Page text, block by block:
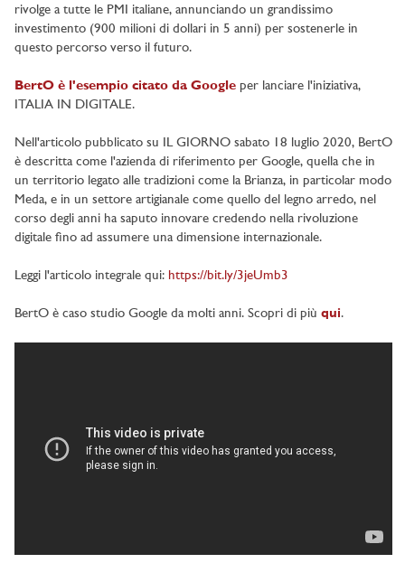
rivolge a tutte le PMI italiane, annunciando un grandissimo
investimento (900 milioni di dollari in 5 anni) per sostenerle in
questo percorso verso il futuro.
BertO è l'esempio citato da Google per lanciare l'iniziativa,
ITALIA IN DIGITALE.
Nell'articolo pubblicato su IL GIORNO sabato 18 luglio 2020, BertO
è descritta come l'azienda di riferimento per Google, quella che in
un territorio legato alle tradizioni come la Brianza, in particolar modo
Meda, e in un settore artigianale come quello del legno arredo, nel
corso degli anni ha saputo innovare credendo nella rivoluzione
digitale fino ad assumere una dimensione internazionale.
Leggi l'articolo integrale qui: https://bit.ly/3jeUmb3
BertO è caso studio Google da molti anni. Scopri di più qui.